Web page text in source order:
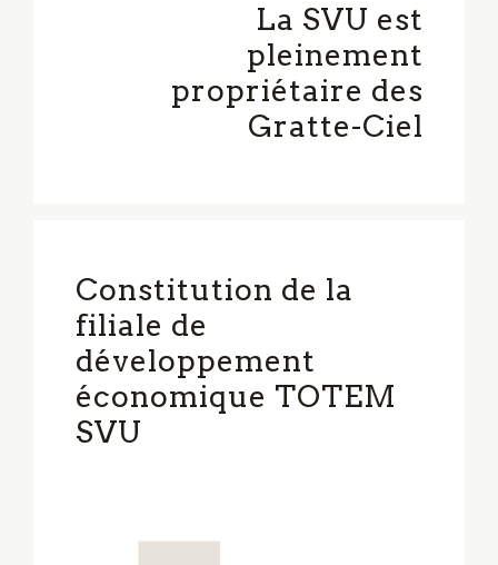
La SVU est
pleinement
propriétaire des
Gratte-Ciel
Constitution de la
filiale de
développement
économique TOTEM
SVU